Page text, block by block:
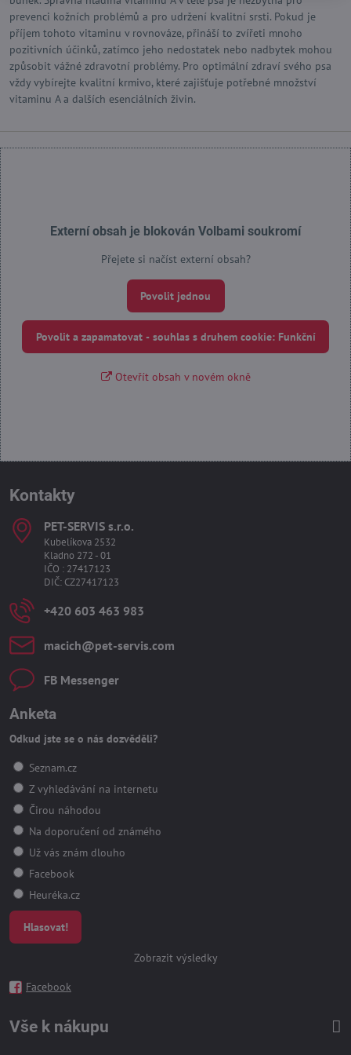
prevenci kožních problémů a pro udržení kvalitní srsti. Pokud je
příjem tohoto vitaminu v rovnováze, přináší to zvířeti mnoho
pozitivních účinků, zatímco jeho nedostatek nebo nadbytek mohou
způsobit vážné zdravotní problémy. Pro optimální zdraví svého psa
vždy vybírejte kvalitní krmivo, které zajišťuje potřebné množství
vitaminu A a dalších esenciálních živin.
Externí obsah je blokován Volbami soukromí
Přejete si načíst externí obsah?
Povolit jednou
Povolit a zapamatovat - souhlas s druhem cookie: Funkční
Otevřít obsah v novém okně
Kontakty
PET-SERVIS s​.r​.o​.
Kubelíkova 2532
Kladno 272 - 01
IČO : 27417123
DIČ: CZ27417123
+420 603 463 983
macich​@pet-servis​.com
FB Messenger
Anketa
Odkud jste se o nás dozvěděli?
Seznam.cz
Z vyhledávání na internetu
Čirou náhodou
Na doporučení od známého
Už vás znám dlouho
Facebook
Heuréka.cz
Hlasovat!
Zobrazit výsledky
Facebook
Vše k nákupu